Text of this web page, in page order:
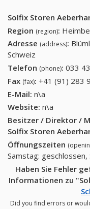
Solfix Storen
Region (region):
Adresse (address):
Schweiz
Telefon (phone): 033
Fax (fax): +41 (91) 283
E-Mail: n\a
Website: n\a
Besitzer / Direktor /
Solfix Storen
Öffnungszeiten
Samstag:
Haben Sie Fehler
Informationen zu
Did you find errors or